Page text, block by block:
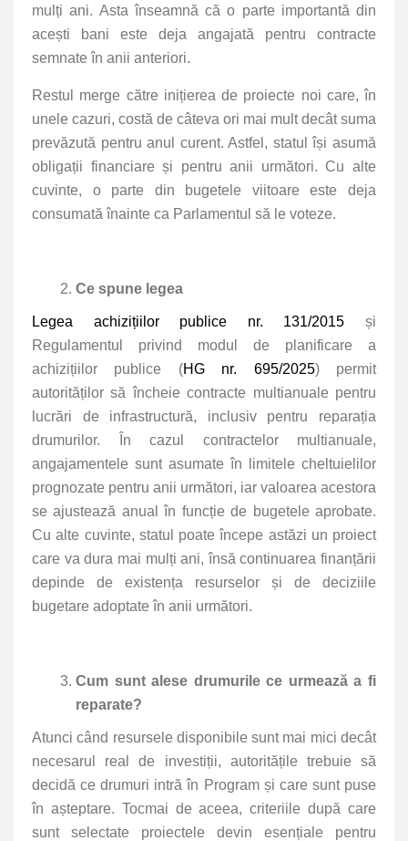
mulți ani. Asta înseamnă că o parte importantă din
acești bani este deja angajată pentru contracte
semnate în anii anteriori.
Restul merge către inițierea de proiecte noi care, în
unele cazuri, costă de câteva ori mai mult decât suma
prevăzută pentru anul curent. Astfel, statul își asumă
obligații financiare și pentru anii următori. Cu alte
cuvinte, o parte din bugetele viitoare este deja
consumată înainte ca Parlamentul să le voteze.
Ce spune legea
Legea achizițiilor publice nr. 131/2015 și
Regulamentul privind modul de planificare a
achizițiilor publice (HG nr. 695/2025) permit
autorităților să încheie contracte multianuale pentru
lucrări de infrastructură, inclusiv pentru reparația
drumurilor. În cazul contractelor multianuale,
angajamentele sunt asumate în limitele cheltuielilor
prognozate pentru anii următori, iar valoarea acestora
se ajustează anual în funcție de bugetele aprobate.
Cu alte cuvinte, statul poate începe astăzi un proiect
care va dura mai mulți ani, însă continuarea finanțării
depinde de existența resurselor și de deciziile
bugetare adoptate în anii următori.
Cum sunt alese drumurile ce urmează a fi
reparate?
Atunci când resursele disponibile sunt mai mici decât
necesarul real de investiții, autoritățile trebuie să
decidă ce drumuri intră în Program și care sunt puse
în așteptare. Tocmai de aceea, criteriile după care
sunt selectate proiectele devin esențiale pentru